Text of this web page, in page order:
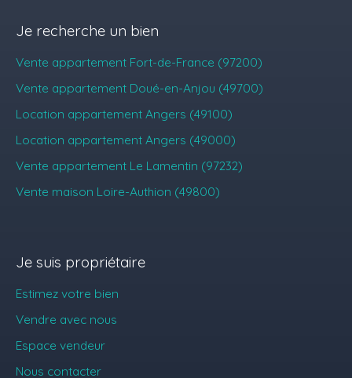
Je recherche un bien
Vente appartement Fort-de-France (97200)
Vente appartement Doué-en-Anjou (49700)
Location appartement Angers (49100)
Location appartement Angers (49000)
Vente appartement Le Lamentin (97232)
Vente maison Loire-Authion (49800)
Je suis propriétaire
Estimez votre bien
Vendre avec nous
Espace vendeur
Nous contacter